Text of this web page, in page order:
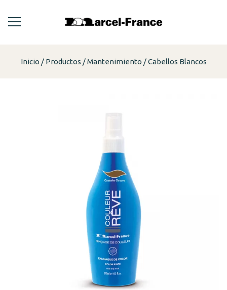
Inicio Productos Mantenimiento Cabellos Blancos